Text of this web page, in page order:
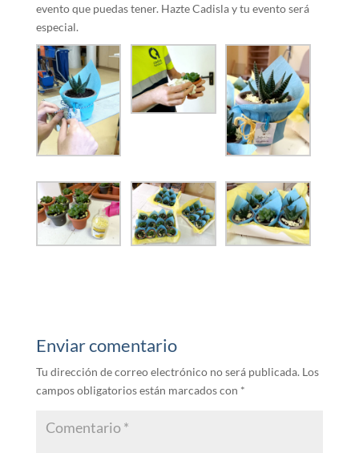
evento que puedas tener. Hazte Cadisla y tu evento será
especial.
Enviar comentario
Tu dirección de correo electrónico no será publicada. Los
campos obligatorios están marcados con *